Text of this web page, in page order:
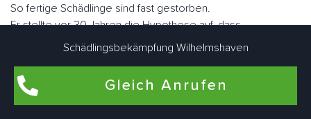
So fertige Schädlinge sind fast gestorben.
Er stellte vor 30 Jahren die Hypothese auf, dass
blutsaugende Ektoparasiten auftreten würden.
Plattwürmern dank Resistenzen.
Die Familie der Graswanzen hat sich im Laufe der Evolution
sehr gut angepasst.
Schädlingsbekämpfung Wilhelmshaven
Gleich Anrufen